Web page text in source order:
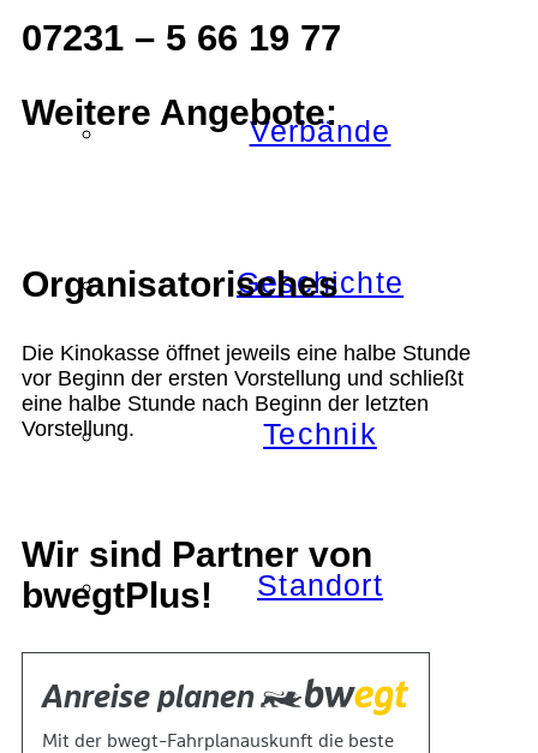
Verbände
Geschichte
Technik
Standort
Verein
07231 – 5 66 19 77
Weitere Angebote:
Organisatorisches
Die Kinokasse öffnet jeweils eine halbe Stunde
vor Beginn der ersten Vorstellung und schließt
eine halbe Stunde nach Beginn der letzten
Vorstellung.
Wir sind Partner von
bwegtPlus!